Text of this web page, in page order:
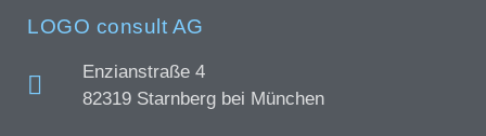
LOGO consult AG
Enzianstraße 4
82319 Starnberg bei München